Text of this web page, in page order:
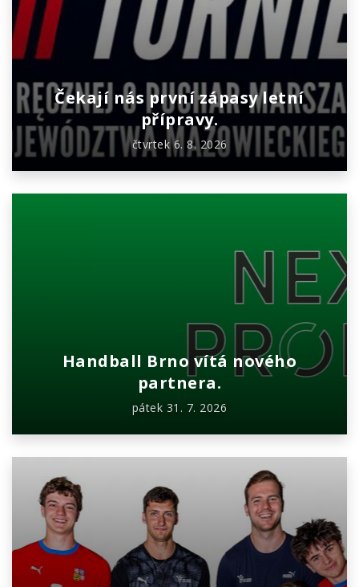
Čekají nás první zápasy letní
přípravy.
čtvrtek 6. 8. 2026
Handball Brno vítá nového
partnera.
pátek 31. 7. 2026